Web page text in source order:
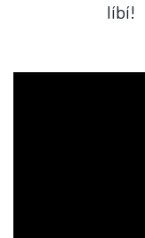
líbí!